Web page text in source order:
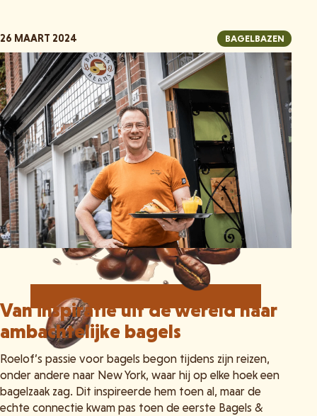
26 MAART 2024 BAGELBAZEN
Van inspiratie uit de wereld naar
ambachtelijke bagels
Roelof’s passie voor bagels begon tijdens zijn reizen,
onder andere naar New York, waar hij op elke hoek een
bagelzaak zag. Dit inspireerde hem toen al, maar de
echte connectie kwam pas toen de eerste Bagels &